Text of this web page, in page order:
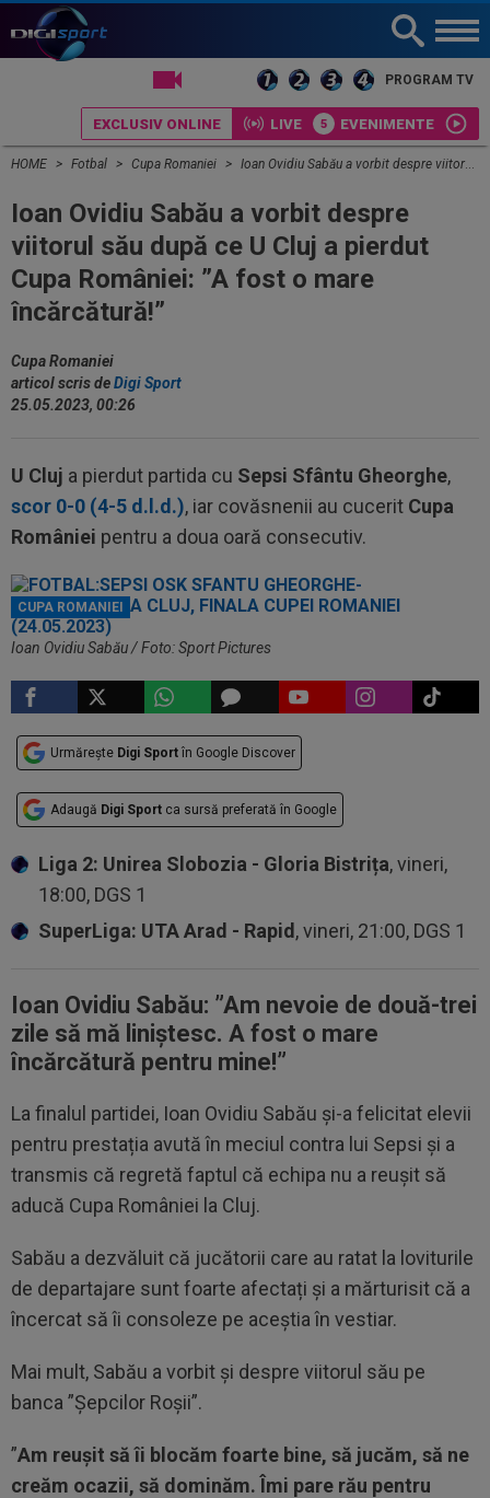
PROGRAM TV
EXCLUSIV ONLINE LIVE EVENIMENTE
HOME Fotbal Cupa Romaniei Ioan Ovidiu Sabău a vorbit despre viitorul său după ce U Cluj a pierdut Cupa României: ”A fost o mare încărcătură!”
Ioan Ovidiu Sabău a vorbit despre
viitorul său după ce U Cluj a pierdut
Cupa României: ”A fost o mare
încărcătură!”
Cupa Romaniei
articol scris deDigi Sport
25.05.2023, 00:26
U Cluj a pierdut partida cu Sepsi Sfântu Gheorghe,
scor 0-0 (4-5 d.l.d.), iar covăsnenii au cucerit Cupa
României pentru a doua oară consecutiv.
CUPA ROMANIEI
Ioan Ovidiu Sabău / Foto: Sport Pictures
Urmărește Digi Sport în Google Discover
Adaugă Digi Sport ca sursă preferată în Google
Liga 2: Unirea Slobozia - Gloria Bistrița, vineri,
18:00, DGS 1
SuperLiga: UTA Arad - Rapid , vineri, 21:00, DGS 1
Ioan Ovidiu Sabău: ”Am nevoie de două-trei
zile să mă liniștesc. A fost o mare
încărcătură pentru mine!”
La finalul partidei, Ioan Ovidiu Sabău și-a felicitat elevii
pentru prestația avută în meciul contra lui Sepsi și a
transmis că regretă faptul că echipa nu a reușit să
aducă Cupa României la Cluj.
Sabău a dezvăluit că jucătorii care au ratat la loviturile
de departajare sunt foarte afectați și a mărturisit că a
încercat să îi consoleze pe aceștia în vestiar.
Mai mult, Sabău a vorbit și despre viitorul său pe
banca ”Șepcilor Roșii”.
”Am reușit să îi blocăm foarte bine, să jucăm, să ne
creăm ocazii, să dominăm. Îmi pare rău pentru